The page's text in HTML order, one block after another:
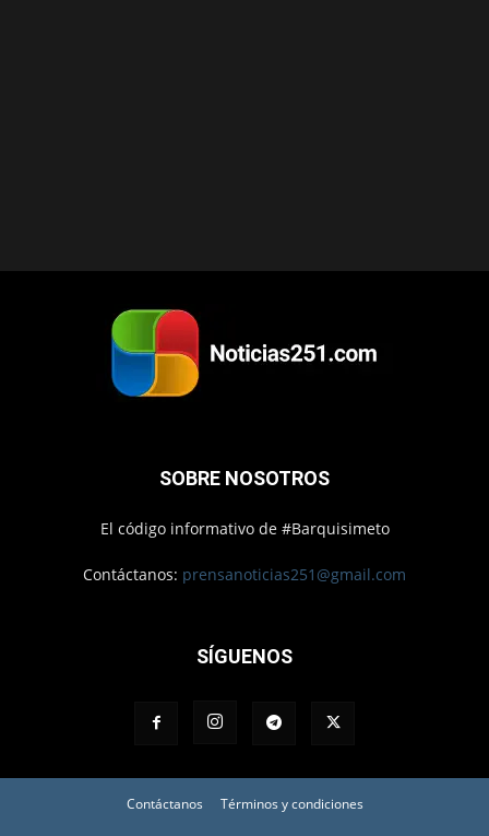
SOBRE NOSOTROS
El código informativo de #Barquisimeto
Contáctanos: prensanoticias251@gmail.com
SÍGUENOS
Contáctanos Términos y condiciones